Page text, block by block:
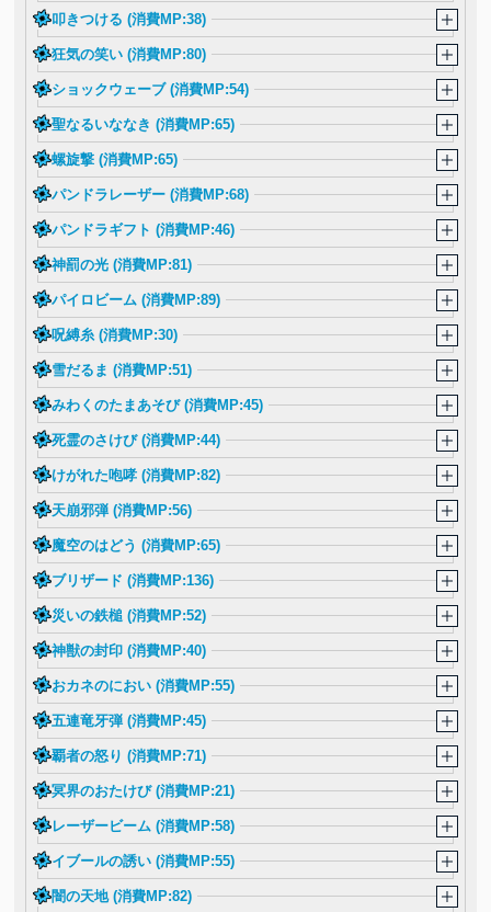
叩きつける (消費MP:38)
狂気の笑い (消費MP:80)
ショックウェーブ (消費MP:54)
聖なるいななき (消費MP:65)
螺旋撃 (消費MP:65)
パンドラレーザー (消費MP:68)
パンドラギフト (消費MP:46)
神罰の光 (消費MP:81)
パイロビーム (消費MP:89)
呪縛糸 (消費MP:30)
雪だるま (消費MP:51)
みわくのたまあそび (消費MP:45)
死霊のさけび (消費MP:44)
けがれた咆哮 (消費MP:82)
天崩邪弾 (消費MP:56)
魔空のはどう (消費MP:65)
ブリザード (消費MP:136)
災いの鉄槌 (消費MP:52)
神獣の封印 (消費MP:40)
おカネのにおい (消費MP:55)
五連竜牙弾 (消費MP:45)
覇者の怒り (消費MP:71)
冥界のおたけび (消費MP:21)
レーザービーム (消費MP:58)
イブールの誘い (消費MP:55)
闇の天地 (消費MP:82)